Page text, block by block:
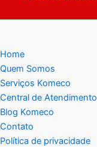
Home
Quem Somos
Serviços Komeco
Central de Atendimento
Blog Komeco
Contato
Política de privacidade